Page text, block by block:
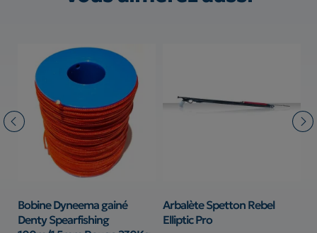
Bobine Dyneema gainé
Denty Spearfishing
Arbalète Spetton Rebel
Elliptic Pro